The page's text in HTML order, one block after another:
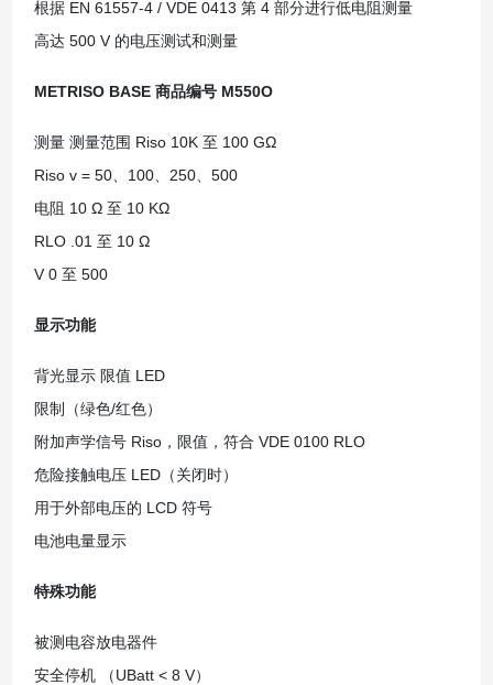
根据 EN 61557-4 / VDE 0413 第 4 部分进行低电阻测量
高达 500 V 的电压测试和测量
METRISO BASE 商品编号 M550O
测量 测量范围 Riso 10K 至 100 GΩ
Riso v = 50、100、250、500
电阻 10 Ω 至 10 KΩ
RLO .01 至 10 Ω
V 0 至 500
显示功能
背光显示 限值 LED
限制（绿色/红色）
附加声学信号 Riso，限值，符合 VDE 0100 RLO
危险接触电压 LED（关闭时）
用于外部电压的 LCD 符号
电池电量显示
特殊功能
被测电容放电器件
安全停机 （UBatt < 8 V）